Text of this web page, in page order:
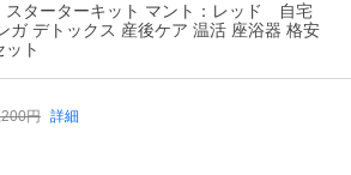
スターターキット マント：レッド 自宅
ガ デトックス 産後ケア 温活 座浴器 格安
ト
円 詳細